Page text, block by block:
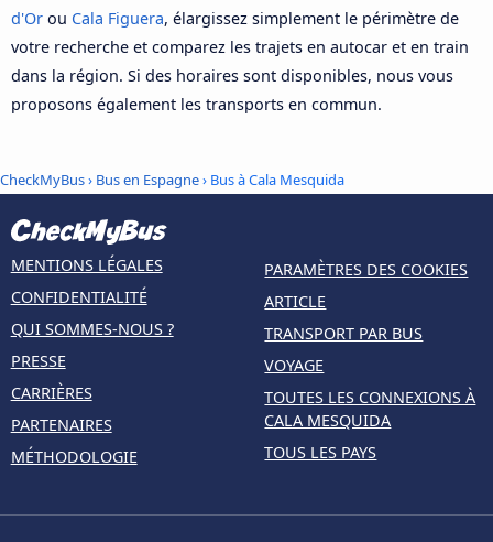
d'Or ou Cala Figuera, élargissez simplement le périmètre de
votre recherche et comparez les trajets en autocar et en train
dans la région. Si des horaires sont disponibles, nous vous
proposons également les transports en commun.
CheckMyBus› Bus en Espagne› Bus à Cala Mesquida
MENTIONS LÉGALES
CONFIDENTIALITÉ
QUI SOMMES-NOUS ?
PRESSE
CARRIÈRES
PARTENAIRES
MÉTHODOLOGIE
PARAMÈTRES DES COOKIES
ARTICLE
TRANSPORT PAR BUS
VOYAGE
TOUTES LES CONNEXIONS À
CALA MESQUIDA
TOUS LES PAYS